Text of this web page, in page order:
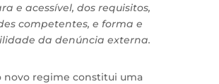
e acessível, dos requisitos,
competentes, e forma e
da denúncia externa.
novo regime constitui uma